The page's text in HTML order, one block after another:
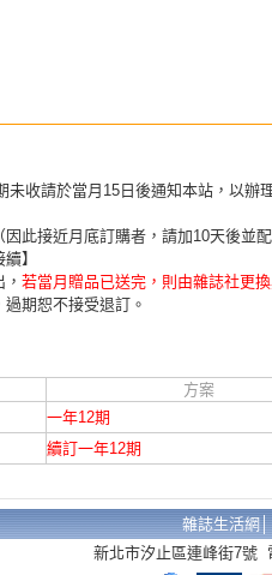
未收請於當月15日後通知本站，以辦
因此接近月底訂購者，請加10天後並
】
若當月贈品已送完，則由雜誌社更
期恕不接受退訂。
方案
一年12期
續訂一年12期
雜誌生活網
新北市汐止區連峰街7號